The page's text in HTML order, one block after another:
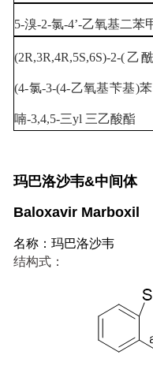
5-溴-2-氯-4’-乙氧基二苯
(2R,3R,4R,5S,6S)-2-(
(4-氯-3-(4-乙氧基苄基)
喃-3,4,5-三yl 三乙酸酯
玛巴洛沙韦&中间体
Baloxavir Marboxil
名称：玛巴洛沙韦
结构式：